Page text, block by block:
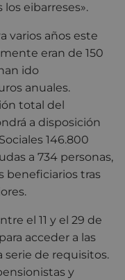
eibarreses».
varios años este
eran de 150
ido
anuales.
total del
a disposición
146.800
a 734 personas,
beneficiarios tras
el 11 y el 29 de
acceder a las
serie de requisitos.
y